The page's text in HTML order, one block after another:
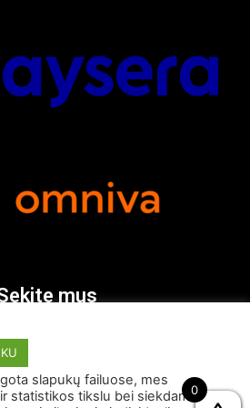
mus
slapukų failuose, mes
statistikos tikslu bei siekdami0